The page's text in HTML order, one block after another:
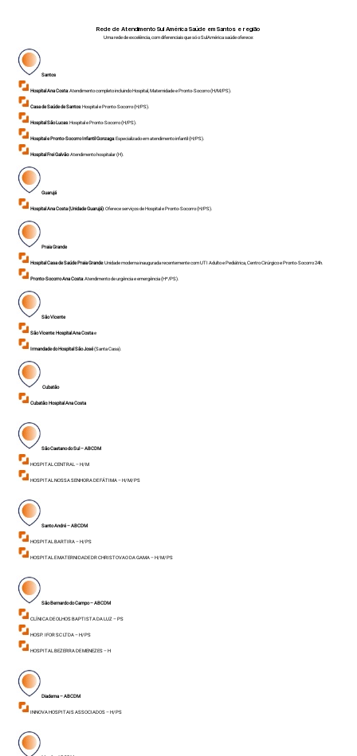
Rede de Atendimento Sul América Saúde em Santos e região
Uma rede de excelência, com diferenciais que só o SulAmérica saúde oferece:
Santos
Hospital Ana Costa: Atendimento completo incluindo Hospital, Maternidade e Pronto-Socorro (H/M/PS).
Casa de Saúde de Santos: Hospital e Pronto-Socorro (H/PS).
Hospital São Lucas: Hospital e Pronto-Socorro (H/PS).
Hospital e Pronto-Socorro Infantil Gonzaga: Especializado em atendimento infantil (H/PS).
Hospital Frei Galvão: Atendimento hospitalar (H).
Guarujá
Hospital Ana Costa (Unidade Guarujá): Oferece serviços de Hospital e Pronto-Socorro (H/PS).
Praia Grande
Hospital Casa de Saúde Praia Grande: Unidade moderna inaugurada recentemente com UTI Adulto e Pediátrica, Centro Cirúrgico e Pronto-Socorro 24h.
Pronto-Socorro Ana Costa: Atendimento de urgência e emergência (H*/PS).
São Vicente
São Vicente:Hospital Ana Costae
Irmandade do Hospital São José(Santa Casa).
Cubatão
Cubatão:Hospital Ana Costa
São Caetano do Sul – ABCDM
HOSPITAL CENTRAL – H/ M
HOSPITAL NOSSA SENHORA DE FÁTIMA – H/ M/ PS
Santo André – ABCDM
HOSPITAL BARTIRA – H/ PS
HOSPITAL E MATERNIDADE DR CHRISTOVAO DA GAMA – H/ M/ PS
São Bernardo do Campo – ABCDM
CLÍNICA DE OLHOS BAPTISTA DA LUZ – PS
HOSP. IFOR SC LTDA – H/ PS
HOSPITAL BEZERRA DE MENEZES – H
Diadema – ABCDM
INNOVA HOSPITAIS ASSOCIADOS – H/ PS